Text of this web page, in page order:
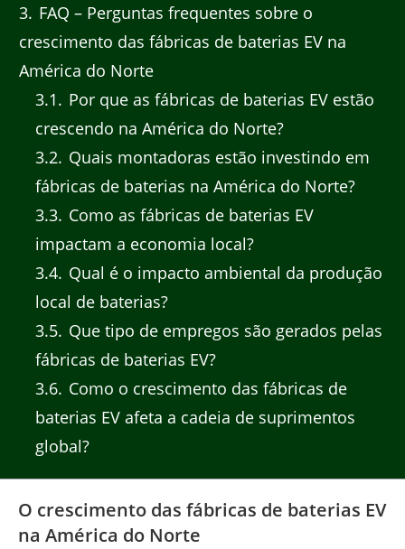
3 FAQ – Perguntas frequentes sobre o
crescimento das fábricas de baterias EV na
América do Norte
3.1
Por que as fábricas de baterias EV estão
crescendo na América do Norte?
3.2 Quais montadoras estão investindo em
fábricas de baterias na América do Norte?
3.3 Como as fábricas de baterias EV
impactam a economia local?
3.4 Qual é o impacto ambiental da produção
local de baterias?
3.5 Que tipo de empregos são gerados pelas
fábricas de baterias EV?
3.6 Como o crescimento das fábricas de
baterias EV afeta a cadeia de suprimentos
global?
O crescimento das fábricas de baterias EV
na América do Norte